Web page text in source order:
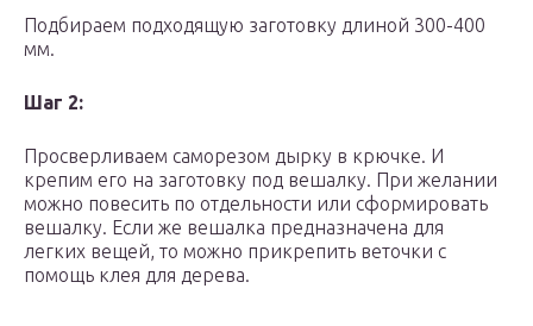
Подбираем подходящую заготовку длиной 300-400
мм.
Шаг 2:
Просверливаем саморезом дырку в крючке. И
крепим его на заготовку под вешалку. При желании
можно повесить по отдельности или сформировать
вешалку. Если же вешалка предназначена для
легких вещей, то можно прикрепить веточки с
помощь клея для дерева.